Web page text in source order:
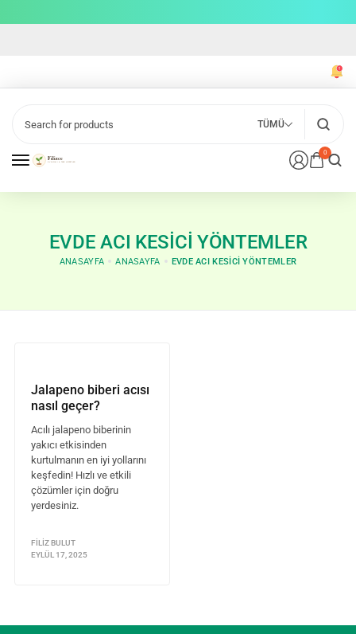
0
TÜMÜ
EVDE ACI KESICI YÖNTEMLER
ANASAYFA ANASAYFA EVDE ACI KESICI YÖNTEMLER
Jalapeno biberi acısı
nasıl geçer?
Acılı jalapeno biberinin
yakıcı etkisinden
kurtulmanın en iyi yollarını
keşfedin! Hızlı ve etkili
çözümler için doğru
yerdesiniz.
FILIZ BULUT
EYLÜL 17, 2025